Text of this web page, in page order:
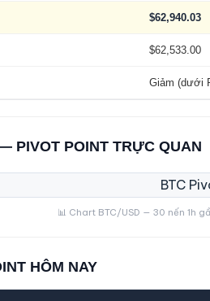
$62,940.03
$62,533.00
Giảm (dưới
PIVOT POINT TRỰC QUAN
📊 Chart BTC/USD — 30 nến 1h
HÔM NAY